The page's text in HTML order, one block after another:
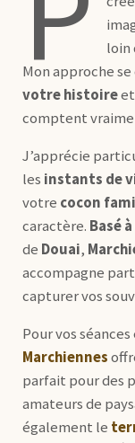
loin
Mon approche
votre histoireet
comptent
J’apprécie
les instants de
votre cocon
caractère. Basé
de Douai,
accompagne
capturer vos
Pour vos
Marchiennes
parfait pour des
amateurs de
également le